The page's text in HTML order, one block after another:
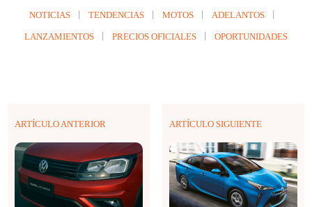
NOTICIAS TENDENCIAS MOTOS ADELANTOS
LANZAMIENTOS PRECIOS OFICIALES OPORTUNIDADES
ARTÍCULO ANTERIOR ARTÍCULO SIGUIENTE